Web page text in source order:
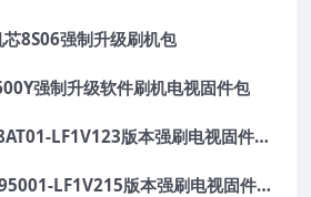
8S06强制升级刷机包
强制升级软件刷机电视固件包
TCL电视V8-S38AT01-LF1V123版本强刷电视固件包下载
TCL电视V8-RT95001-LF1V215版本强刷电视固件包下载